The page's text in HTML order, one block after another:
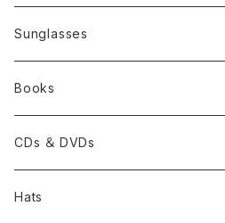
Sunglasses
Books
CDs ＆ DVDs
Hats